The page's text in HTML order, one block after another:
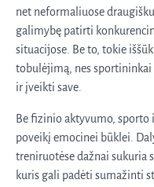
net neformaliuose
galimybę patirti
situacijose. Be to, tokie
tobulėjimą, nes sportininkai
ir įveikti save.
Be fizinio aktyvumo,
poveikį emocinei būklei.
treniruotėse dažnai sukuria
kuris gali padėti sumažinti